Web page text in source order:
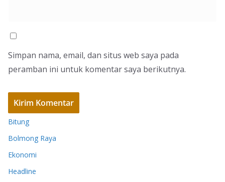
Simpan nama, email, dan situs web saya pada
peramban ini untuk komentar saya berikutnya.
Bitung
Bolmong Raya
Ekonomi
Headline